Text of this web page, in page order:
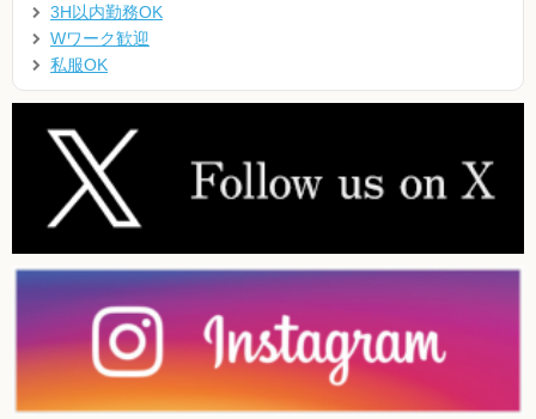
3H以内勤務OK
Wワーク歓迎
私服OK